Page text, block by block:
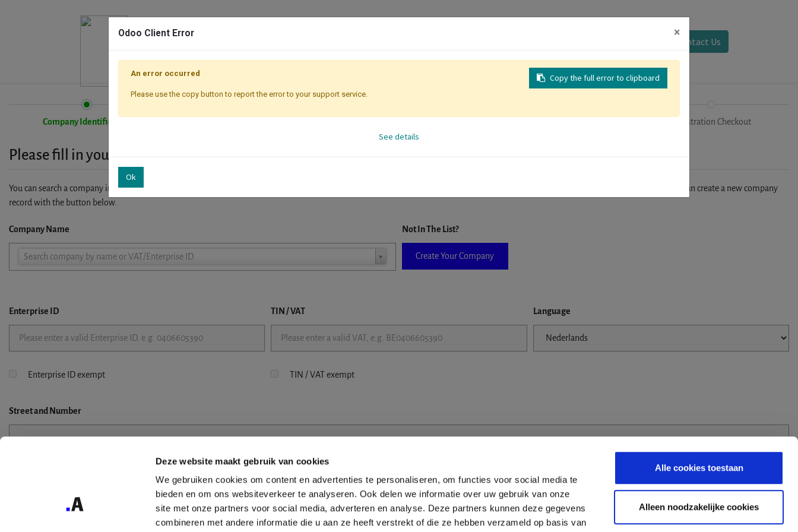
Deze website maakt gebruik van cookies
We gebruiken cookies om content en advertenties te personaliseren, om functies voor social media te
bieden en om ons websiteverkeer te analyseren. Ook delen we informatie over uw gebruik van onze
site met onze partners voor social media, adverteren en analyse. Deze partners kunnen deze gegevens
combineren met andere informatie die u aan ze heeft verstrekt of die ze hebben verzameld op basis van
Alle cookies toestaan
Alleen noodzakelijke cookies
Contact Us
Company Identification Registration Checkout
Please fill in your company details
You can search a company in our database by name, VAT or enterprise ID. When a company is selected it will auto-complete the form. If you don't find your company in our database, you can create a new company
record with the button below.
Company Name
Search company by name or VAT/Enterprise ID
Company
Not In The List?
Create Your Company
Enterprise ID TIN / VAT Language
Enterprise ID exempt TIN / VAT exempt
Streetand Number
Odoo Client Error ×
Copy the full error to clipboard
An error occurred
Please use the copy button to report the error to your support service.
See details
Ok